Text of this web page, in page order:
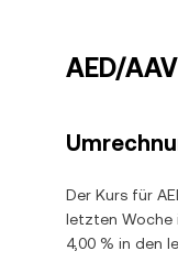
AED/
Der Kurs für
letzten Woche
4,00 % in den